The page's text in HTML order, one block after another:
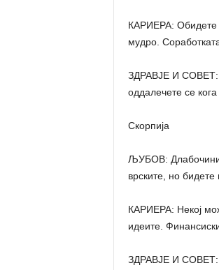
КАРИЕРА: Обидете
мудро.
ЗДРАВЈЕ И СОВЕТ:
оддалечете се
Скорпија
ЉУБОВ:
врските, но
КАРИЕРА: Некој
идеите.
ЗДРАВЈЕ И СОВЕТ: